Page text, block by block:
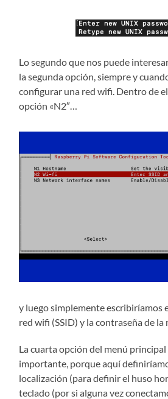
Lo segundo que nos puede
la segunda opción, siempre y
configurar una red wifi. Dentro de
opción «N2″…
y luego simplemente escribiríamos
red wifi (SSID) y la contraseña de la
La cuarta opción del menú
importante, porque aquí
localización (para definir el huso
teclado (por si alguna vez